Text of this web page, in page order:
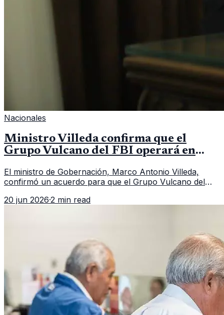
Nacionales
Ministro Villeda confirma que el
Grupo Vulcano del FBI operará en
El ministro de Gobernación, Marco Antonio Villeda,
confirmó un acuerdo para que el Grupo Vulcano del
fallido con la administración anterior del Ministerio
20 jun 2026·2 min read